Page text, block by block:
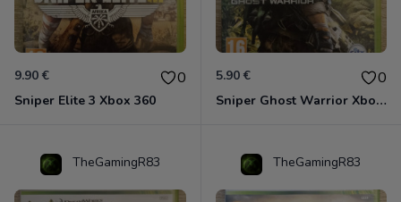
9.90 € 0
Sniper Elite 3 Xbox 360
5.90 € 0
Sniper Ghost Warrior Xbox 360
TheGamingR83 TheGamingR83